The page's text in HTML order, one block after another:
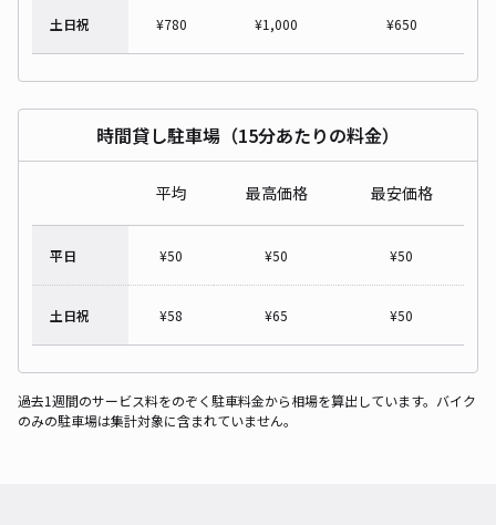
土日祝 ¥780 ¥1,000 ¥650
時間貸し駐車場（15分あたりの料金）
平均 最高価格 最安価格
平日 ¥50 ¥50 ¥50
土日祝 ¥58 ¥65 ¥50
過去1週間のサービス料をのぞく駐車料金から相場を算出しています。バイク
のみの駐車場は集計対象に含まれていません。